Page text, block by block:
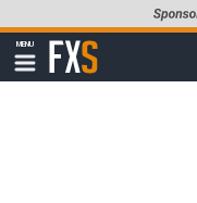
to
main
content
MENU
Show
navigation
FXStreet